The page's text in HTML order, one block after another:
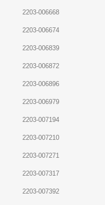
2203-006668
2203-006674
2203-006839
2203-006872
2203-006896
2203-006979
2203-007194
2203-007210
2203-007271
2203-007317
2203-007392